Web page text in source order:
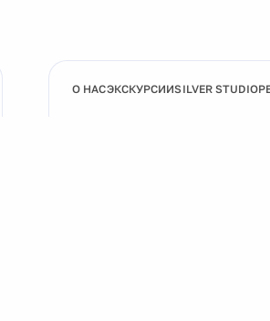
О НАСЭКСКУРСИИSILVER STUDIO